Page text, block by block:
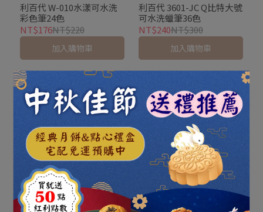
利百代 W-010水漾可水洗
彩色筆24色
NT$176NT$220
加入購物車
利百代 3601-JC Q比特大號
可水洗蠟筆36色
NT$240NT$300
加入購物車
利百代 4801-JC Q比特大號
可水洗蠟筆48色
NT$320NT$400
利百代 W-008 Q比天使可
水洗彩色筆12色
NT$91
NT$130